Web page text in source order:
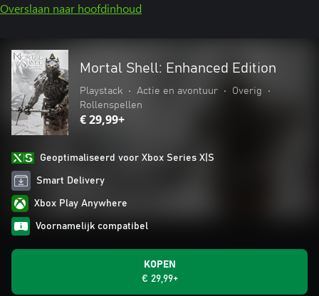
Overslaan naar hoofdinhoud
Mortal Shell: Enhanced Edition
Playstack • Actie en avontuur • Overig
•
Rollenspellen
€ 29,99+
Geoptimaliseerd voor Xbox Series X|S
Smart Delivery
Xbox Play Anywhere
Voornamelijk compatibel
KOPEN
€ 29,99+